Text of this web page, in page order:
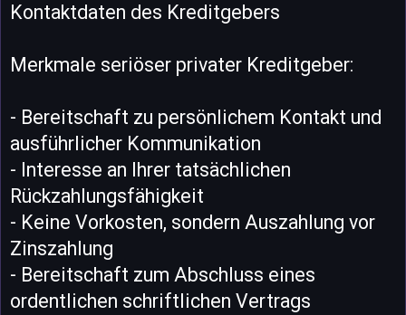
Kontaktdaten des Kreditgebers
Merkmale seriöser privater Kreditgeber:
- Bereitschaft zu persönlichem Kontakt und
ausführlicher Kommunikation
- Interesse an Ihrer tatsächlichen
Rückzahlungsfähigkeit
- Keine Vorkosten, sondern Auszahlung vor
Zinszahlung
- Bereitschaft zum Abschluss eines
ordentlichen schriftlichen Vertrags